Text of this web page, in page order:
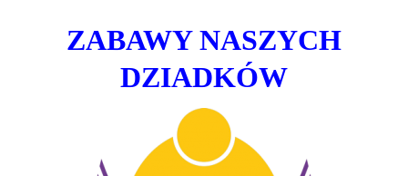
ZABAWY NASZYCH
DZIADKÓW